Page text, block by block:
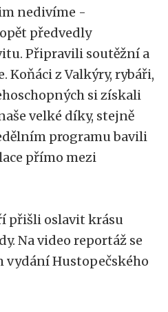
nedivíme -
předvedly
Připravili soutěžní a
Koňáci z Valkýry, rybáři,
si získali
velké díky, stejně
programu bavili
přímo mezi
přišli oslavit krásu
Na video reportáž se
vydání Hustopečského